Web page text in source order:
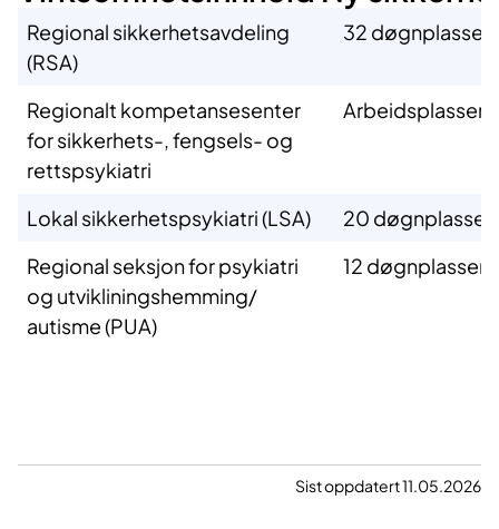
Regional sikkerhetsavdeling
(RSA)
32 døgnplasser
Regionalt kompetansesenter
for sikkerhets-, fengsels- og
rettspsykiatri
Arbeidsplasser,
Lokal sikkerhetspsykiatri (LSA)
20 døgnplasser
Regional seksjon for psykiatri
og utvikliningshemming/
autisme (PUA)
12 døgnplasser
Sist oppdatert 11.05.2026